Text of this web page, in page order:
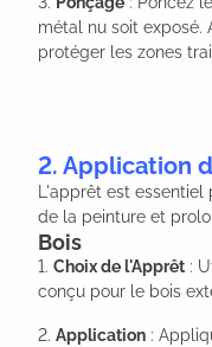
métal nu soit exposé.
protéger les zones
2. Application
L'apprêt est essentiel
de la peinture et
Bois
1. Choix de l'Apprêt :
conçu pour le bois
2. Application :